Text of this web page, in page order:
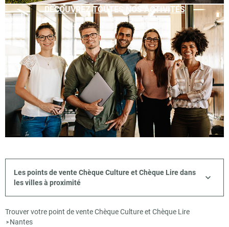
DÉCOUVREZ TOUTES NOS ACTIVITÉS
Les points de vente Chèque Culture et Chèque Lire dans
les villes à proximité
Trouver votre point de vente Chèque Culture et Chèque Lire
> Nantes